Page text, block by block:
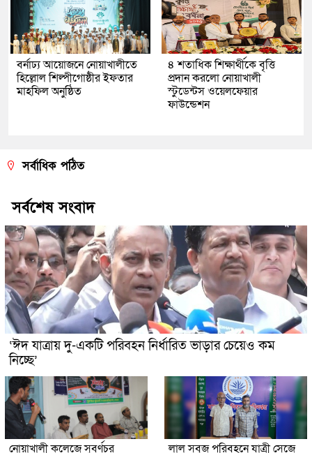
বর্নাঢ্য আয়োজনে নোয়াখালীতে
হিল্লোল শিল্পীগোষ্ঠীর ইফতার
মাহফিল অনুষ্ঠিত
৪ শতাধিক শিক্ষার্থীকে বৃত্তি
প্রদান করলো নোয়াখালী
স্টুডেন্টস ওয়েলফেয়ার
ফাউন্ডেশন
সর্বাধিক পঠিত
সর্বশেষ সংবাদ
‘ঈদ যাত্রায় দু-একটি পরিবহন নির্ধারিত ভাড়ার চেয়েও কম
নিচ্ছে’
নোয়াখালী কলেজে সুবর্ণচর লাল সবুজ পরিবহনে যাত্রী সেজে